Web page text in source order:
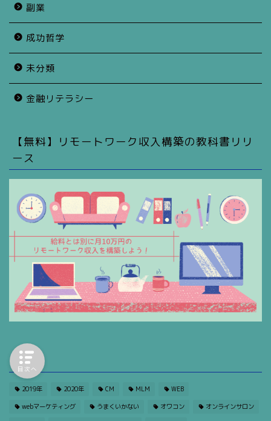
副業
成功哲学
未分類
金融リテラシー
【無料】リモートワーク収入構築の教科書リリ
ース
タグ
2019年 2020年 CM MLM WEB
webマーケティング うまくいかない オワコン オンラインサロン
目次へ